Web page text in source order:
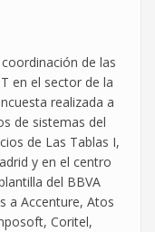
de las
en el sector de la
realizada a
de sistemas del
de Las Tablas I,
y en el centro
del BBVA
a Accenture, Atos
Coritel,